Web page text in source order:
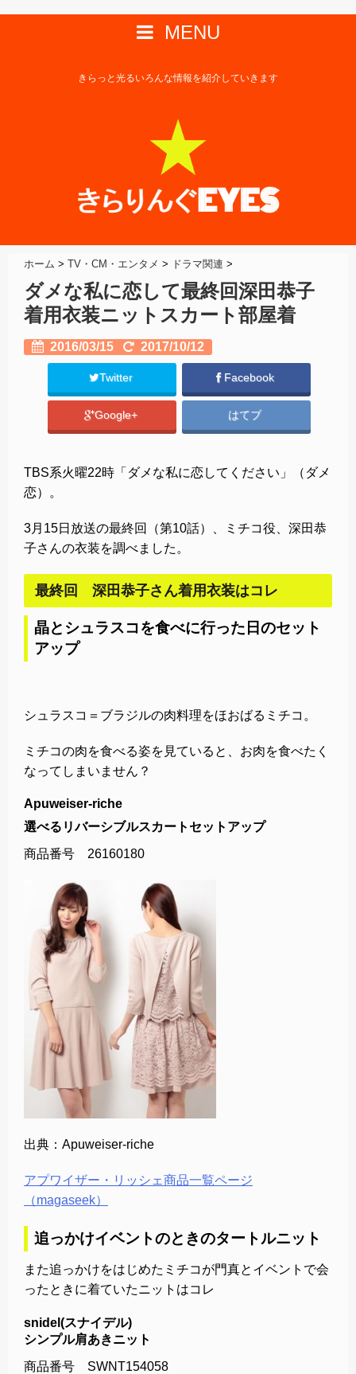
MENU
きらっと光るいろんな情報を紹介していきます
ホーム > TV・CM・エンタメ > ドラマ関連 >
ダメな私に恋して最終回深田恭子
着用衣装ニットスカート部屋着
2016/03/15 2017/10/12
Twitter Facebook
Google+ はてブ
TBS系火曜22時「ダメな私に恋してください」（ダメ
恋）。
3月15日放送の最終回（第10話）、ミチコ役、深田恭
子さんの衣装を調べました。
最終回 深田恭子さん着用衣装はコレ
晶とシュラスコを食べに行った日のセット
アップ
シュラスコ＝ブラジルの肉料理をほおばるミチコ。
ミチコの肉を食べる姿を見ていると、お肉を食べたく
なってしまいません？
Apuweiser-riche
選べるリバーシブルスカートセットアップ
商品番号 26160180
出典：Apuweiser-riche
アプワイザー・リッシェ商品一覧ページ
（magaseek）
追っかけイベントのときのタートルニット
また追っかけをはじめたミチコが門真とイベントで会
ったときに着ていたニットはコレ
snidel(スナイデル)
シンプル肩あきニット
商品番号 SWNT154058